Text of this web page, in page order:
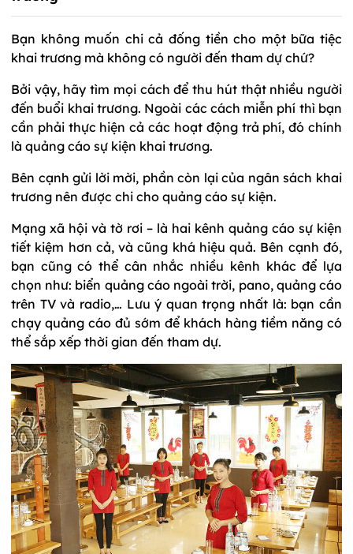
Bạn không muốn chi cả đống tiền cho một bữa tiệc
khai trương mà không có người đến tham dự chứ?
Bởi vậy, hãy tìm mọi cách để thu hút thật nhiều người
đến buổi khai trương. Ngoài các cách miễn phí thì bạn
cần phải thực hiện cả các hoạt động trả phí, đó chính
là quảng cáo sự kiện khai trương.
Bên cạnh gửi lời mời, phần còn lại của ngân sách khai
trương nên được chi cho quảng cáo sự kiện.
Mạng xã hội và tờ rơi – là hai kênh quảng cáo sự kiện
tiết kiệm hơn cả, và cũng khá hiệu quả. Bên cạnh đó,
bạn cũng có thể cân nhắc nhiều kênh khác để lựa
chọn như: biển quảng cáo ngoài trời, pano, quảng cáo
trên TV và radio,… Lưu ý quan trọng nhất là: bạn cần
chạy quảng cáo đủ sớm để khách hàng tiềm năng có
thể sắp xếp thời gian đến tham dự.